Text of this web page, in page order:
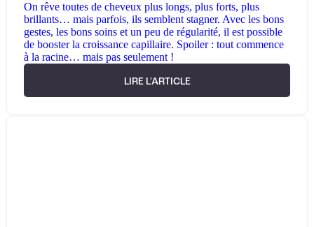
On rêve toutes de cheveux plus longs, plus forts, plus
brillants… mais parfois, ils semblent stagner. Avec les bons
gestes, les bons soins et un peu de régularité, il est possible
de booster la croissance capillaire. Spoiler : tout commence
à la racine… mais pas seulement !
LIRE L'ARTICLE